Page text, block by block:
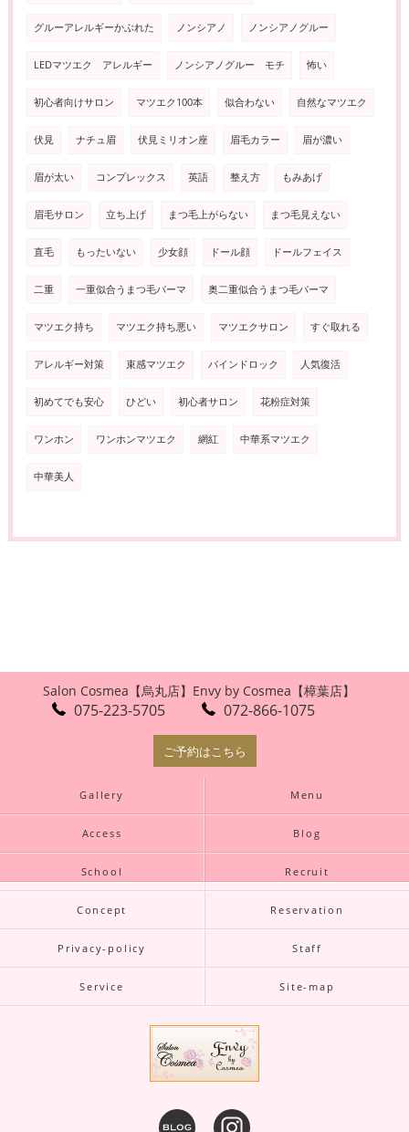
グルーアレルギーかぶれた ノンシアノ ノンシアノグルー
LEDマツエク アレルギー ノンシアノグルー モチ 怖い
初心者向けサロン マツエク100本 似合わない 自然なマツエク
伏見 ナチュ眉 伏見ミリオン座 眉毛カラー 眉が濃い
眉が太い コンプレックス 英語 整え方 もみあげ
眉毛サロン 立ち上げ まつ毛上がらない まつ毛見えない
直毛 もったいない 少女顔 ドール顔 ドールフェイス
二重 一重似合うまつ毛パーマ 奥二重似合うまつ毛パーマ
マツエク持ち マツエク持ち悪い マツエクサロン すぐ取れる
アレルギー対策 束感マツエク バインドロック 人気復活
初めてでも安心 ひどい 初心者サロン 花粉症対策
ワンホン ワンホンマツエク 網紅 中華系マツエク
中華美人
Salon Cosmea【烏丸店】
075-223-5705
Envy by Cosmea【樟葉店】
072-866-1075
ご予約はこちら
Gallery Menu
Access Blog
School Recruit
Concept Reservation
Privacy-policy Staff
Service Site-map